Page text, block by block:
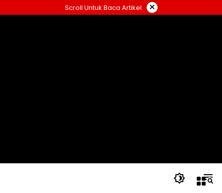
ke
Scroll Untuk Baca Artikel ×